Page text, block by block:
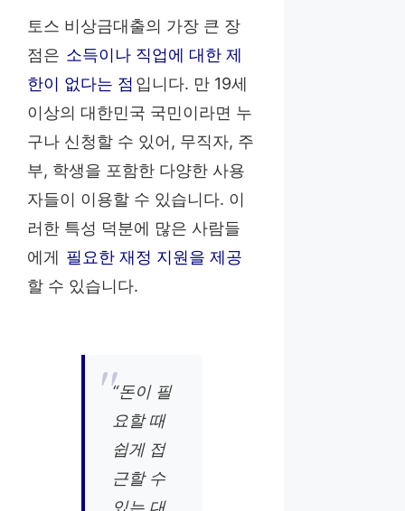
토스 비상금대출의 가장 큰 장
점은 소득이나 직업에 대한 제
한이 없다는 점 입니다. 만 19세
이상의 대한민국 국민이라면 누
구나 신청할 수 있어, 무직자, 주
부, 학생을 포함한 다양한 사용
자들이 이용할 수 있습니다. 이
러한 특성 덕분에 많은 사람들
에게 필요한 재정 지원을 제공
할 수 있습니다.
“돈이 필
요할 때
쉽게 접
근할 수